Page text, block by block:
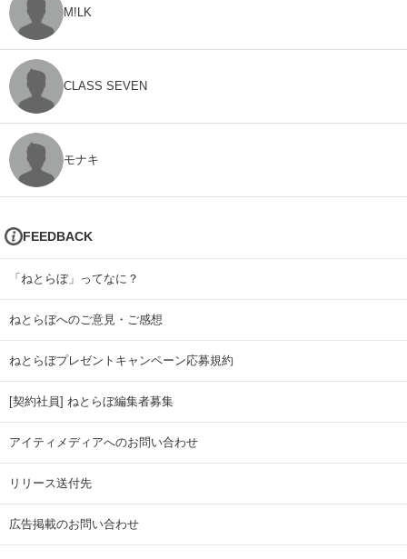
M!LK
CLASS SEVEN
モナキ
FEEDBACK
「ねとらぼ」ってなに？
ねとらぼへのご意見・ご感想
ねとらぼプレゼントキャンペーン応募規約
[契約社員] ねとらぼ編集者募集
アイティメディアへのお問い合わせ
リリース送付先
広告掲載のお問い合わせ